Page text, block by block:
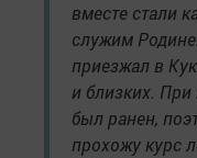
вместе стали
служим
приезжал в
и близких. При
был ранен,
прохожу курс